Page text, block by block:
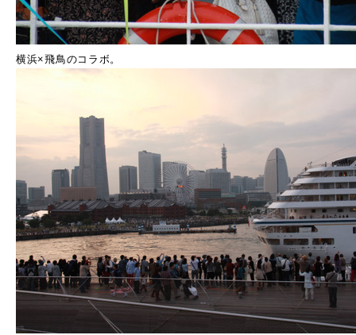
横浜×飛鳥のコラボ。